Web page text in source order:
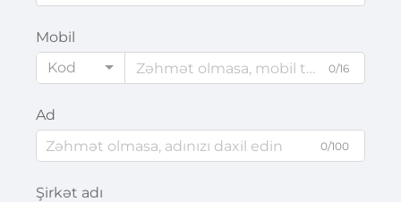
Mobil
Kod
0/16
Ad
0/100
Şirkət adı